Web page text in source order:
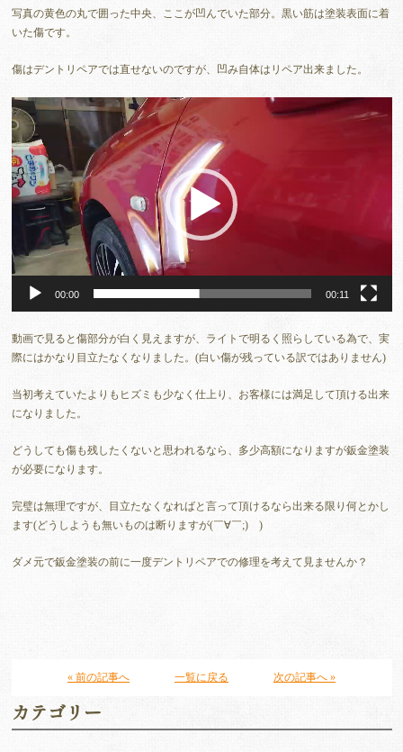
写真の黄色の丸で囲った中央、ここが凹んでいた部分。黒い筋は塗装表面に着
いた傷です。
傷はデントリペアでは直せないのですが、凹み自体はリペア出来ました。
動
画
プ
レ
ー
ヤ
00:00 00:11
動画で見ると傷部分が白く見えますが、ライトで明るく照らしている為で、実
際にはかなり目立たなくなりました。(白い傷が残っている訳ではありません)
当初考えていたよりもヒズミも少なく仕上り、お客様には満足して頂ける出来
になりました。
どうしても傷も残したくないと思われるなら、多少高額になりますが鈑金塗装
が必要になります。
完璧は無理ですが、目立たなくなればと言って頂けるなら出来る限り何とかし
ます(どうしようも無いものは断りますが(￣∀￣;) )
ダメ元で鈑金塗装の前に一度デントリペアでの修理を考えて見ませんか？
« 前の記事へ 一覧に戻る 次の記事へ »
カテゴリー